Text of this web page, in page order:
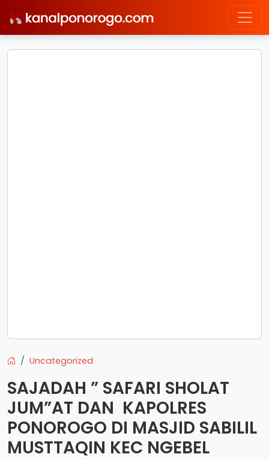
Uncategorized
SAJADAH ” SAFARI SHOLAT
JUM”AT DAN KAPOLRES
PONOROGO DI MASJID SABILIL
MUSTTAQIN KEC NGEBEL